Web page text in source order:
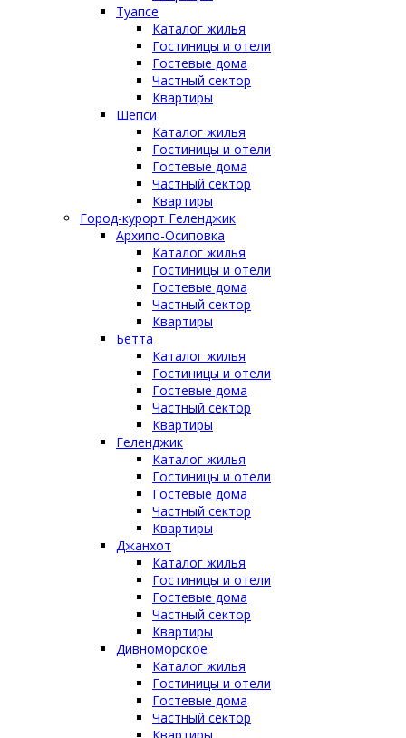
Туапсе
Каталог жилья
Гостиницы и отели
Гостевые дома
Частный сектор
Квартиры
Шепси
Каталог жилья
Гостиницы и отели
Гостевые дома
Частный сектор
Квартиры
Город-курорт Геленджик
Архипо-Осиповка
Каталог жилья
Гостиницы и отели
Гостевые дома
Частный сектор
Квартиры
Бетта
Каталог жилья
Гостиницы и отели
Гостевые дома
Частный сектор
Квартиры
Геленджик
Каталог жилья
Гостиницы и отели
Гостевые дома
Частный сектор
Квартиры
Джанхот
Каталог жилья
Гостиницы и отели
Гостевые дома
Частный сектор
Квартиры
Дивноморское
Каталог жилья
Гостиницы и отели
Гостевые дома
Частный сектор